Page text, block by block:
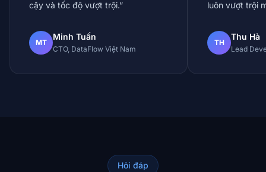
cậy và tốc độ vượt trội.”
MT
Minh Tuấn
CTO, DataFlow Việt Nam
luôn vượt trội
TH
Thu Hà
Lead
Hỏi đáp